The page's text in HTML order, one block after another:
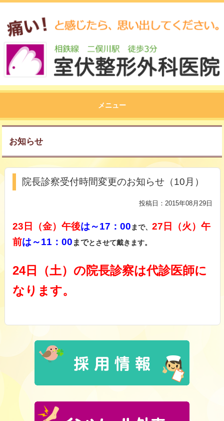
メニュー
お知らせ
院長診察受付時間変更のお知らせ（10月）
投稿日：2015年08月29日
23日（金） 午後は～17：00まで、 27日（火） 午
前は～11：00 までとさせて戴きます。
24日（土）の院長診察は代診医師に
なります。